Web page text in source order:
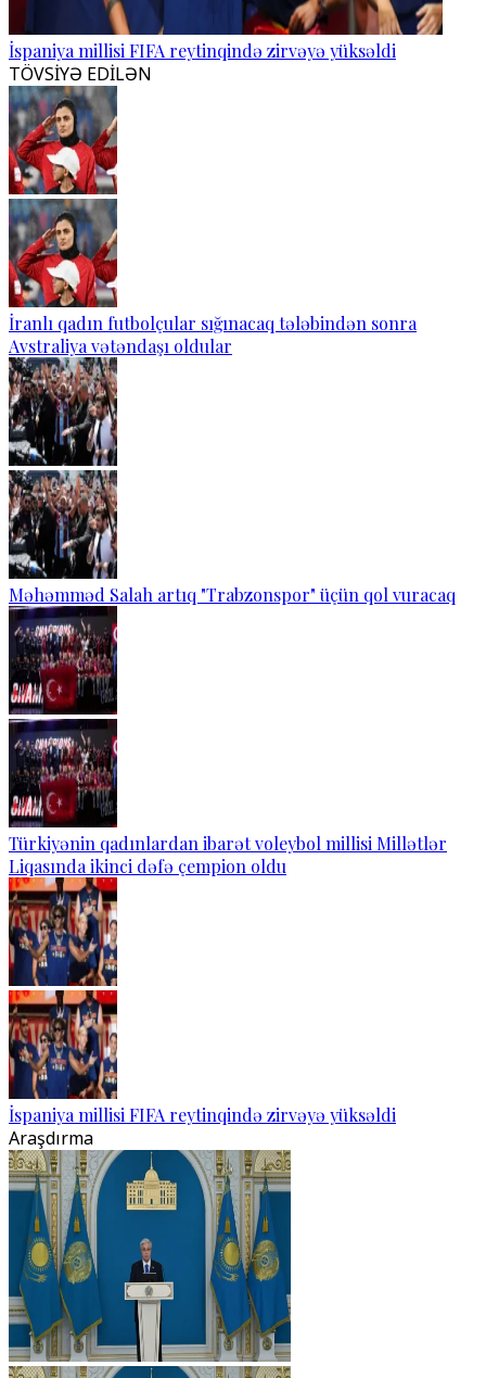
İspaniya millisi FIFA reytinqində zirvəyə yüksəldi
TÖVSİYƏ EDİLƏN
İranlı qadın futbolçular sığınacaq tələbindən sonra
Avstraliya vətəndaşı oldular
Məhəmməd Salah artıq "Trabzonspor" üçün qol vuracaq
Türkiyənin qadınlardan ibarət voleybol millisi Millətlər
Liqasında ikinci dəfə çempion oldu
İspaniya millisi FIFA reytinqində zirvəyə yüksəldi
Araşdırma